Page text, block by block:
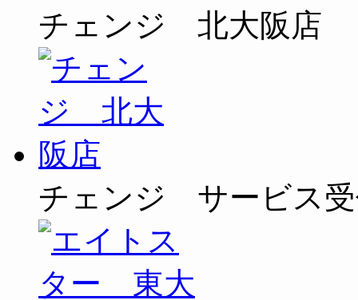
チェンジ 北大阪店
チェンジ サービス